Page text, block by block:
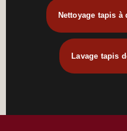
Nettoyage tapis
Lavage tapis